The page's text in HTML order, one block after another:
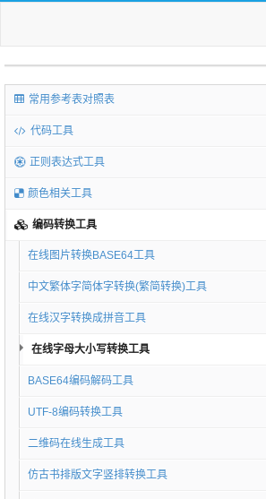
常用参考表对照表
代码工具
正则表达式工具
颜色相关工具
编码转换工具
在线图片转换BASE64工具
中文繁体字简体字转换(繁简转换)工具
在线汉字转换成拼音工具
在线字母大小写转换工具
BASE64编码解码工具
UTF-8编码转换工具
二维码在线生成工具
仿古书排版文字竖排转换工具